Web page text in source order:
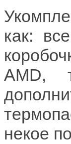
как:
AMD,
некое